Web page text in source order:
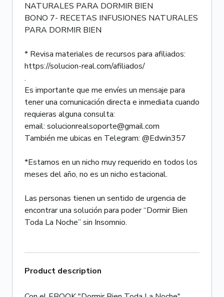
NATURALES PARA DORMIR BIEN
BONO 7- RECETAS INFUSIONES NATURALES
PARA DORMIR BIEN
* Revisa materiales de recursos para afiliados:
https://solucion-real.com/afiliados/
.
Es importante que me envíes un mensaje para
tener una comunicación directa e inmediata cuando
requieras alguna consulta:
email: solucionrealsoporte@gmail.com
También me ubicas en Telegram: @Edwin357
*Estamos en un nicho muy requerido en todos los
meses del año, no es un nicho estacional.
Las personas tienen un sentido de urgencia de
encontrar una solución para poder “Dormir Bien
Product description